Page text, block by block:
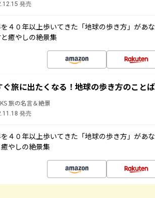
発売
４０年以上歩いてきた「地球の歩き方」があ
癒やしの絶景集
ぐ旅に出たくなる！地球の歩き方のこと
旅の名言＆絶景
発売
４０年以上歩いてきた「地球の歩き方」があ
やしの絶景集